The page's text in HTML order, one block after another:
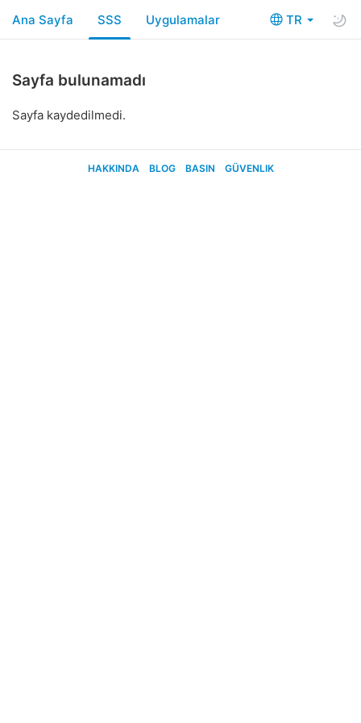
TR
Ana Sayfa SSS Uygulamalar
Sayfa bulunamadı
Sayfa kaydedilmedi.
HAKKINDA BLOG BASIN GÜVENLIK